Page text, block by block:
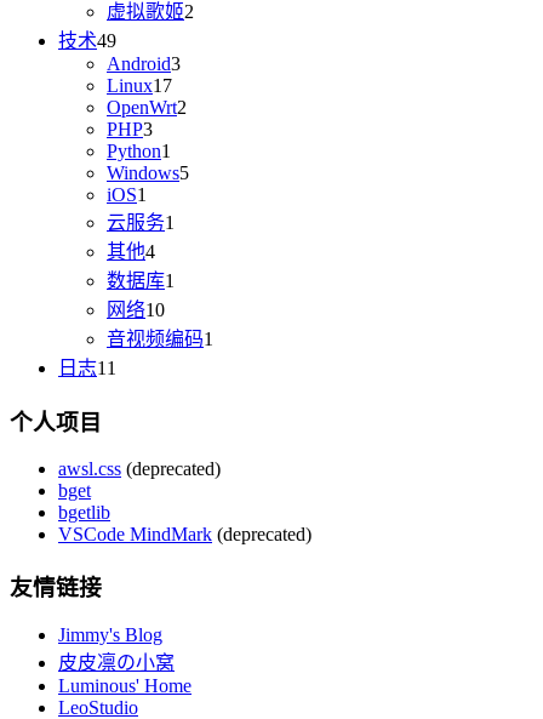
虚拟歌姬2
技术49
Android3
Linux17
OpenWrt2
PHP3
Python1
Windows5
iOS1
云服务1
其他4
数据库1
网络10
音视频编码1
日志11
个人项目
awsl.css (deprecated)
bget
bgetlib
VSCode MindMark (deprecated)
友情链接
Jimmy's Blog
皮皮凛の小窝
Luminous' Home
LeoStudio